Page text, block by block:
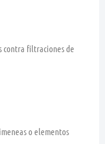
contra filtraciones de
o elementos